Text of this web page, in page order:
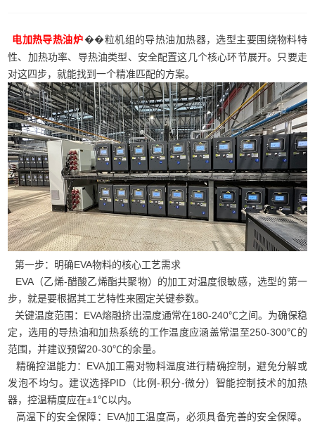
电加热导热油炉��粒机组的导热油加热器，选型主要围绕物料特
性、加热功率、导热油类型、安全配置这几个核心环节展开。只要走
对这四步，就能找到一个精准匹配的方案。
第一步：明确EVA物料的核心工艺需求
EVA（乙烯-醋酸乙烯酯共聚物）的加工对温度很敏感，选型的第一
步，就是要根据其工艺特性来圈定关键参数。
关键温度范围：EVA熔融挤出温度通常在180-240℃之间。为确保稳
定，选用的导热油和加热系统的工作温度应涵盖常温至250-300℃的
范围，并建议预留20-30℃的余量。
精确控温能力：EVA加工需对物料温度进行精确控制，避免分解或
发泡不均匀。建议选择PID（比例-积分-微分）智能控制技术的加热
器，控温精度应在±1℃以内。
高温下的安全保障：EVA加工温度高，必须具备完善的安全保障。